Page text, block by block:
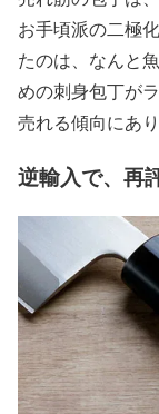
お手頃派の二極
たのは、なんと
めの刺身包丁が
売れる傾向にあり
逆輸入で、再